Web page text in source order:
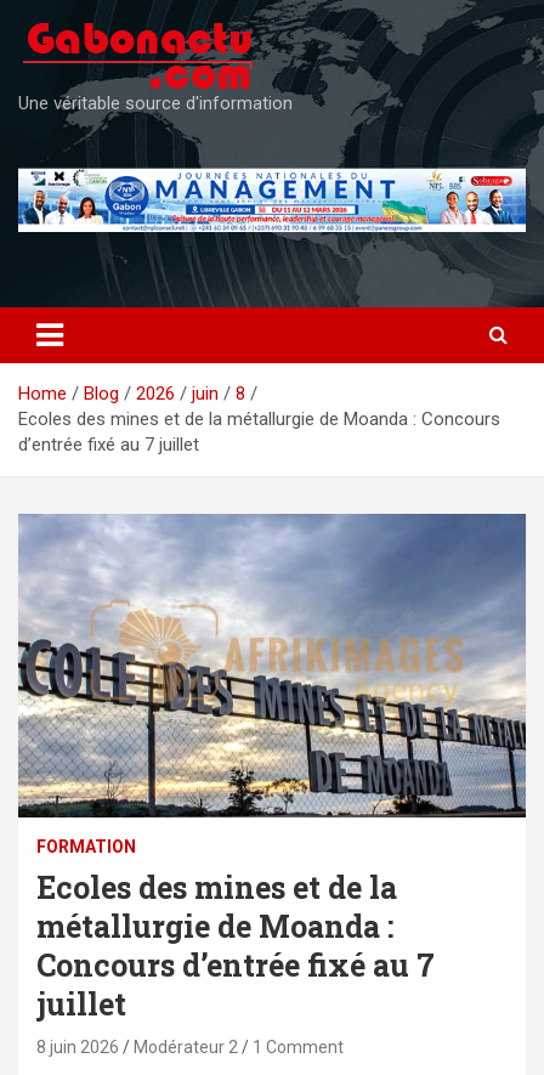
content
Une véritable source d'information
Home Blog 2026 juin
8
Ecoles des mines et de la métallurgie de Moanda : Concours
d’entrée fixé au 7 juillet
FORMATION
Ecoles des mines et de la
métallurgie de Moanda :
Concours d’entrée fixé au 7
juillet
8 juin 2026 Modérateur 2 1 Comment